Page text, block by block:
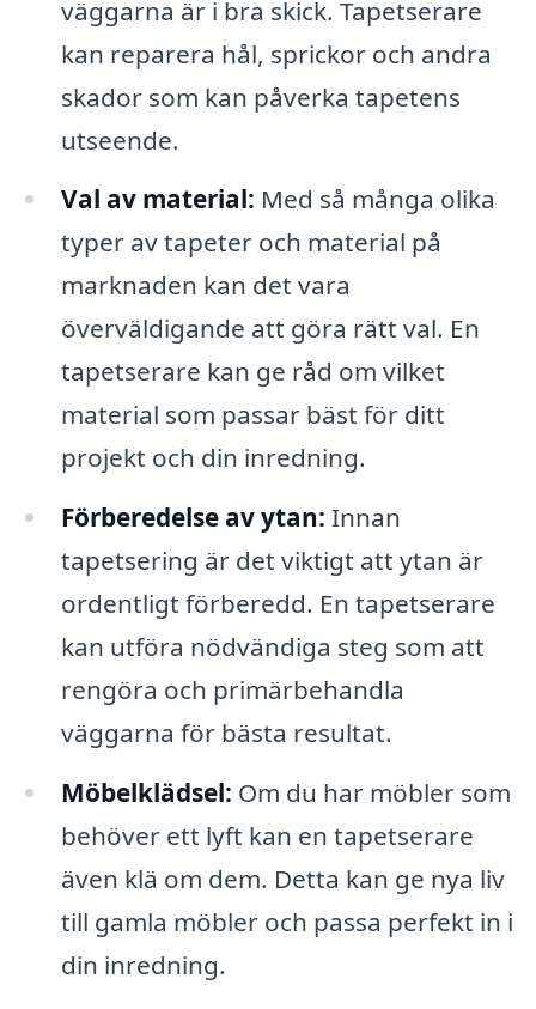
väggarna är i bra skick. Tapetserare
kan reparera hål, sprickor och andra
skador som kan påverka tapetens
utseende.
Val av material: Med så många olika
typer av tapeter och material på
marknaden kan det vara
överväldigande att göra rätt val. En
tapetserare kan ge råd om vilket
material som passar bäst för ditt
projekt och din inredning.
Förberedelse av ytan: Innan
tapetsering är det viktigt att ytan är
ordentligt förberedd. En tapetserare
kan utföra nödvändiga steg som att
rengöra och primärbehandla
väggarna för bästa resultat.
Möbelklädsel: Om du har möbler som
behöver ett lyft kan en tapetserare
även klä om dem. Detta kan ge nya liv
till gamla möbler och passa perfekt in i
din inredning.